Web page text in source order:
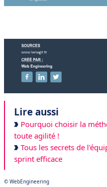
Lire aussi
Pourquoi choisir la
toute agilité !
Tous les secrets de
sprint efficace
© WebEngineering